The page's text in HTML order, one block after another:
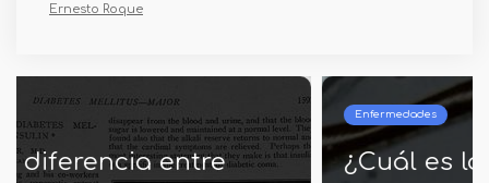
Ernesto Roque
¿Cuál es la diferencia entre